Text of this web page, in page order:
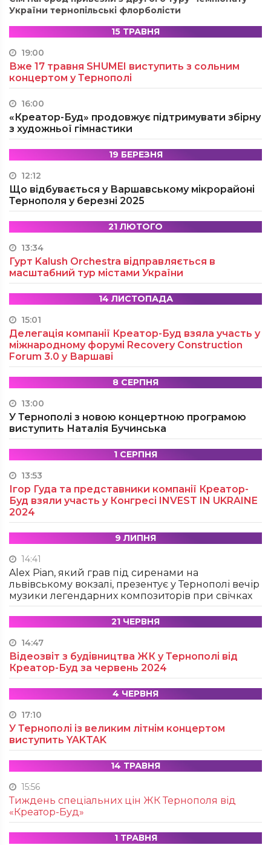
України тернопільські флорболісти
15 ТРАВНЯ
19:00
Вже 17 травня SHUMEI виступить з сольним
концертом у Тернополі
16:00
«Креатор-Буд» продовжує підтримувати збірну
з художньої гімнастики
19 БЕРЕЗНЯ
12:12
Що відбувається у Варшавському мікрорайоні
Тернополя у березні 2025
21 ЛЮТОГО
13:34
Гурт Kalush Orchestra відправляється в
масштабний тур містами України
14 ЛИСТОПАДА
15:01
Делегація компанії Креатор-Буд взяла участь у
міжнародному форумі Recovery Construction
Forum 3.0 у Варшаві
8 СЕРПНЯ
13:00
У Тернополі з новою концертною програмою
виступить Наталія Бучинська
1 СЕРПНЯ
13:53
Ігор Гуда та представники компанії Креатор-
Буд взяли участь у Конгресі INVEST IN UKRAINE
2024
9 ЛИПНЯ
14:41
Alex Pian, який грав під сиренами на
львівському вокзалі, презентує у Тернополі вечір
музики легендарних композиторів при свічках
21 ЧЕРВНЯ
14:47
Відеозвіт з будівництва ЖК у Тернополі від
Креатор-Буд за червень 2024
4 ЧЕРВНЯ
17:10
У Тернополі із великим літнім концертом
виступить YAKTAK
14 ТРАВНЯ
15:56
Тиждень спеціальних цін ЖК Тернополя від
«Креатор-Буд»
1 ТРАВНЯ